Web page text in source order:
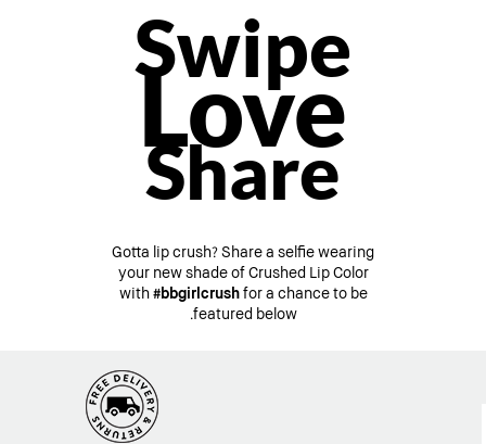
Swipe
Love
Share
Gotta lip crush? Share a selfie wearing
your new shade of Crushed Lip Color
with#bbgirlcrushfor a chance to be
featured below.